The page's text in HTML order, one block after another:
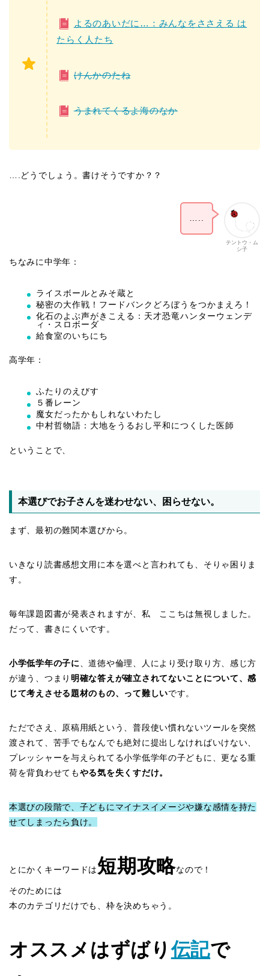
よるのあいだに…：みんなをささえる は
たらく人たち
けんかのたね
うまれてくるよ海のなか
….どうでしょう。書けそうですか？？
テントウ・ム
シ子
ちなみに中学年：
ライスボールとみそ蔵と
秘密の大作戦！フードバンクどろぼうをつかまえろ！
化石のよぶ声がきこえる：天才恐竜ハンターウェンデ
ィ・スロボーダ
給食室のいちにち
高学年：
ふたりのえびす
５番レーン
魔女だったかもしれないわたし
中村哲物語：大地をうるおし平和につくした医師
ということで、
本選びでお子さんを迷わせない、困らせない。
まず、最初の難関本選びから。
いきなり読書感想文用に本を選べと言われても、そりゃ困りま
す。
毎年課題図書が発表されますが、私 ここちは無視しました。
だって、書きにくいです。
小学低学年の子に、道徳や倫理、人により受け取り方、感じ方
が違う、つまり 明確な答えが確立されてないことについて、感
じて考えさせる題材のもの、って難しいです。
ただでさえ、原稿用紙という、普段使い慣れないツールを突然
渡されて、苦手でもなんでも絶対に提出しなければいけない、
プレッシャーを与えられてる小学低学年の子どもに、更なる重
荷を背負わせてもやる気を失くすだけ。
本選びの段階で、子どもにマイナスイメージや嫌な感情を持た
せてしまったら負け。
とにかくキーワードは短期攻略なので！
そのためには
本のカテゴリだけでも、枠を決めちゃう。
オススメはずばり伝記で